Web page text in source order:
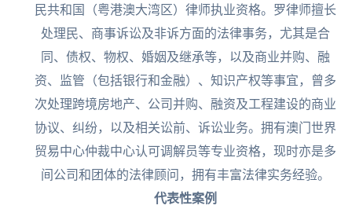
民共和国（粤港澳大湾区）律师执业资格。罗律师擅长
处理民、商事诉讼及非诉方面的法律事务，尤其是合
同、债权、物权、婚姻及继承等，以及商业并购、融
资、监管（包括银行和金融）、知识产权等事宜，曾多
次处理跨境房地产、公司并购、融资及工程建设的商业
协议、纠纷，以及相关讼前、诉讼业务。拥有澳门世界
贸易中心仲裁中心认可调解员等专业资格，现时亦是多
间公司和团体的法律顾问，拥有丰富法律实务经验。
代表性案例